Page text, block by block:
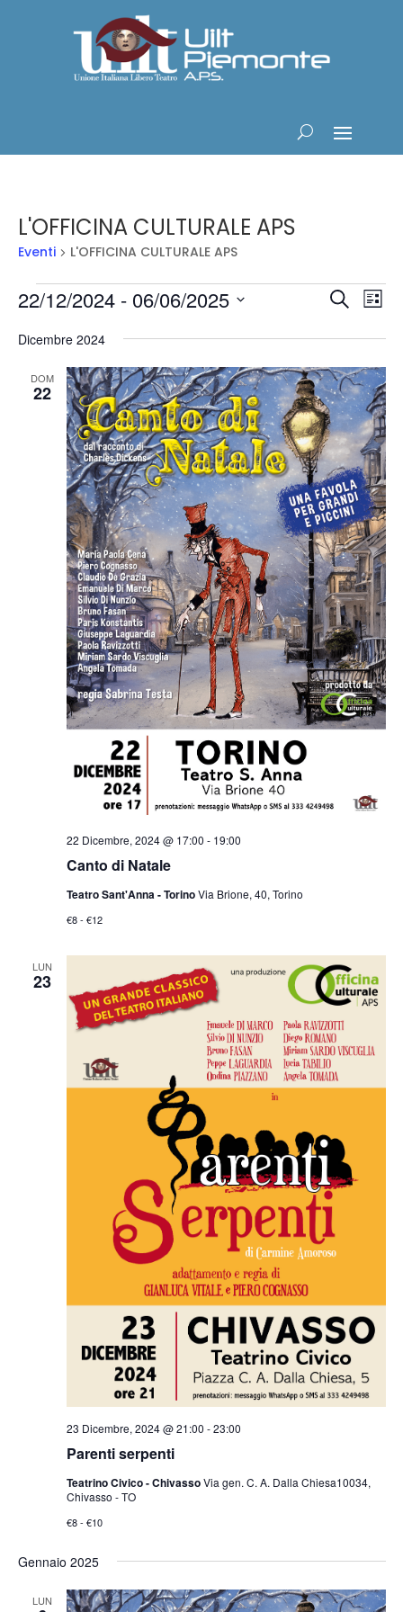
L'OFFICINA CULTURALE APS
Eventi L'OFFICINA CULTURALE APS
Eventi Eventi
e
viste
CercaLista
22/12/2024 - 06/06/2025
la
Dicembre 2024
DOM
22
Canto di Natale
22 Dicembre, 2024 @ 17:00 - 19:00
Teatro Sant'Anna - TorinoVia Brione, 40, Torino
€8 - €12
LUN
23
Parenti serpenti
23 Dicembre, 2024 @ 21:00 -23:00
Teatrino Civico - ChivassoVia gen. C. A. Dalla Chiesa10034,
Chivasso - TO
€8 - €10
Gennaio 2025
LUN